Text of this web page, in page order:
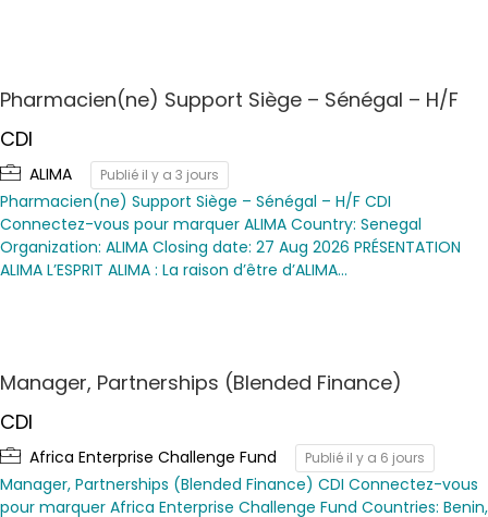
Pharmacien(ne) Support Siège – Sénégal – H/F
CDI
ALIMA Publié il y a 3 jours
Pharmacien(ne) Support Siège – Sénégal – H/F CDI
Connectez-vous pour marquer ALIMA Country: Senegal
Organization: ALIMA Closing date: 27 Aug 2026 PRÉSENTATION
ALIMA L’ESPRIT ALIMA : La raison d’être d’ALIMA…
Manager, Partnerships (Blended Finance)
CDI
Africa Enterprise Challenge Fund Publié il y a 6 jours
Manager, Partnerships (Blended Finance) CDI Connectez-vous
pour marquer Africa Enterprise Challenge Fund Countries: Benin,